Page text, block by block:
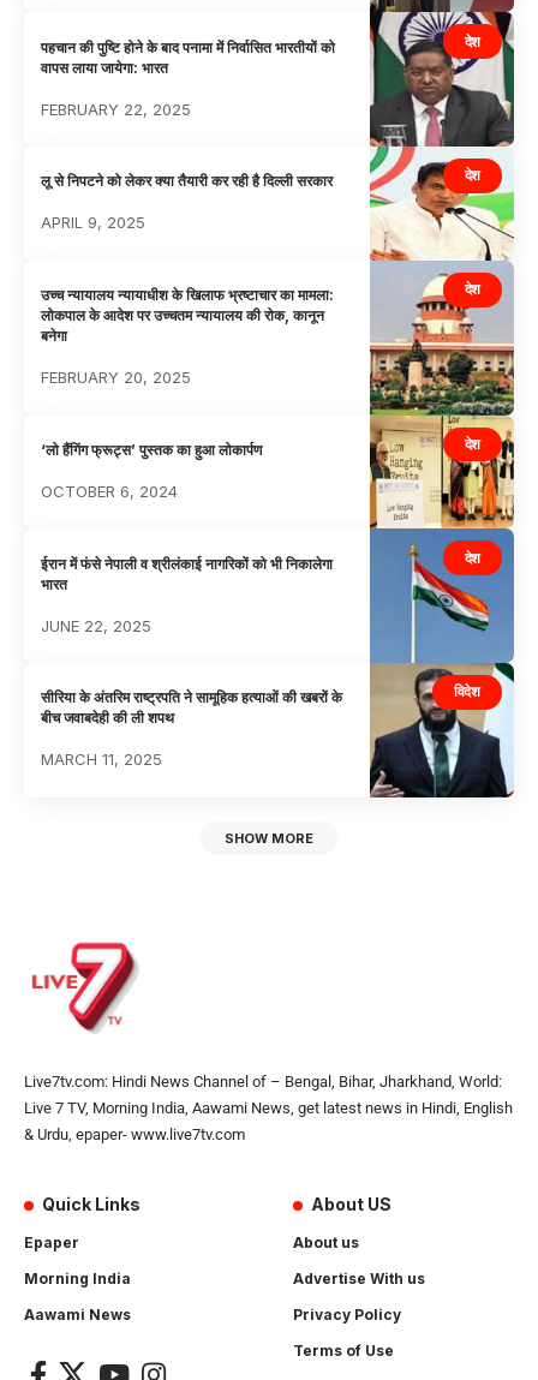
देश
पहचान की पुष्टि होने के बाद पनामा में निर्वासित भारतीयों को
वापस लाया जायेगा: भारत
FEBRUARY 22, 2025
देश
लू से निपटने को लेकर क्या तैयारी कर रही है दिल्ली सरकार
APRIL 9, 2025
देश
उच्च न्यायालय न्यायाधीश के खिलाफ भ्रष्टाचार का मामला:
लोकपाल के आदेश पर उच्चतम न्यायालय की रोक, कानून
बनेगा
FEBRUARY 20, 2025
देश
‘लो हैंगिंग फ्रूट्स’ पुस्तक का हुआ लोकार्पण
OCTOBER 6, 2024
देश
ईरान में फंसे नेपाली व श्रीलंकाई नागरिकों को भी निकालेगा
भारत
JUNE 22, 2025
विदेश
सीरिया के अंतरिम राष्ट्रपति ने सामूहिक हत्याओं की खबरों के
बीच जवाबदेही की ली शपथ
MARCH 11, 2025
SHOW MORE
Live7tv.com: Hindi News Channel of – Bengal, Bihar, Jharkhand, World:
Live 7 TV, Morning India, Aawami News, get latest news in Hindi, English
& Urdu, epaper- www.live7tv.com
Quick Links
Epaper
Morning India
Aawami News
About US
About us
Advertise With us
Privacy Policy
Terms of Use